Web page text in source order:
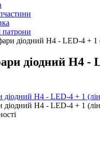
патрони
діодний H4 - LED-4 + 1
діодний H4 -